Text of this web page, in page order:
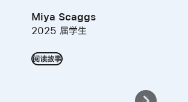
Miya Scaggs
2025 届学生
阅读故事